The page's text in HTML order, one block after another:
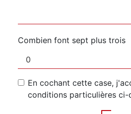
Combien font sept plus trois
En cochant cette case,
conditions particulières ci-